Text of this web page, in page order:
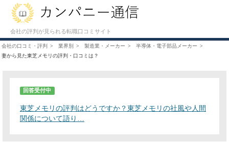
会社の評判が見られる転職口コミサイト
会社の口コミ・評判 業界別 製造業・メーカー
半導体・電子部品メーカー
妻から見た東芝メモリの評判・口コミは？
回答受付中
東芝メモリの評判はどうですか？東芝メモリの社風や人間
関係について語り…